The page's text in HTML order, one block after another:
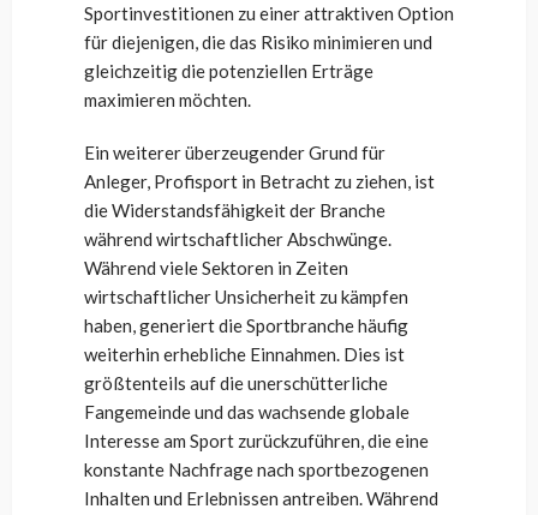
Sportinvestitionen zu einer attraktiven Option
für diejenigen, die das Risiko minimieren und
gleichzeitig die potenziellen Erträge
maximieren möchten.
Ein weiterer überzeugender Grund für
Anleger, Profisport in Betracht zu ziehen, ist
die Widerstandsfähigkeit der Branche
während wirtschaftlicher Abschwünge.
Während viele Sektoren in Zeiten
wirtschaftlicher Unsicherheit zu kämpfen
haben, generiert die Sportbranche häufig
weiterhin erhebliche Einnahmen. Dies ist
größtenteils auf die unerschütterliche
Fangemeinde und das wachsende globale
Interesse am Sport zurückzuführen, die eine
konstante Nachfrage nach sportbezogenen
Inhalten und Erlebnissen antreiben. Während